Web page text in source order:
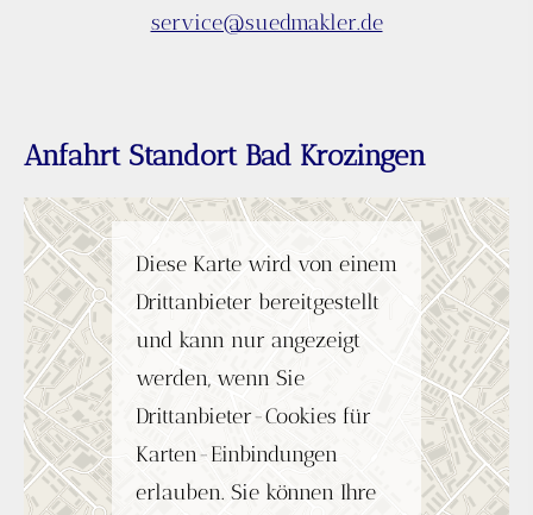
service@suedmakler.de
Anfahrt Standort Bad Krozingen
Diese Karte wird von einem
Drittanbieter bereitgestellt
und kann nur angezeigt
werden, wenn Sie
Drittanbieter-Cookies für
Karten-Einbindungen
erlauben. Sie können Ihre